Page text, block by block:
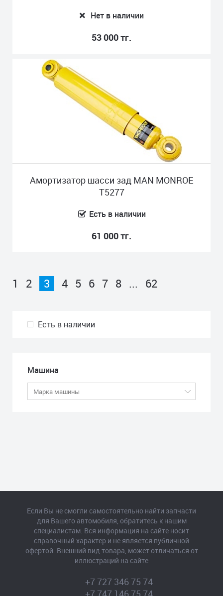
Есть в наличии
Машина
Нет в наличии
53 000 тг.
Амортизатор шасси зад MAN MONROE
T5277
Есть в наличии
61 000 тг.
1 2 3 4 5 6 7 8 ... 62
+7 727 346 75 74
+7 747 146 75 74
Если Вы не смогли самостоятельно найти запчасти
для Вашего автомобиля, обратитесь к нашим
специалистам. Вся информация на сайте носит
справочный характер и не является публичной
офертой. Внешний вид товара, может отличаться от
иллюстраций на сайте